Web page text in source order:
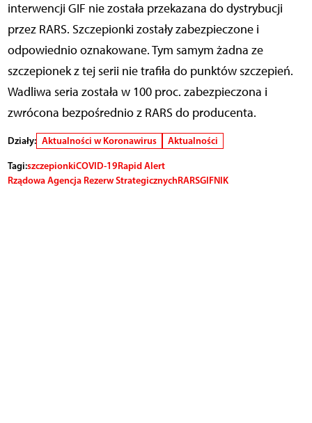
interwencji GIF nie została przekazana do dystrybucji
przez RARS. Szczepionki zostały zabezpieczone i
odpowiednio oznakowane. Tym samym żadna ze
szczepionek z tej serii nie trafiła do punktów szczepień.
Wadliwa seria została w 100 proc. zabezpieczona i
zwrócona bezpośrednio z RARS do producenta.
Działy: Aktualności w Koronawirus
Aktualności
Tagi:szczepionkiCOVID-19Rapid Alert
Rządowa Agencja Rezerw StrategicznychRARSGIFNIK